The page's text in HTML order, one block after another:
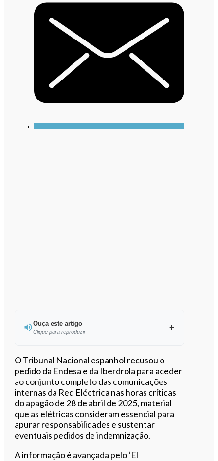
Ouça este artigo
Clique para reproduzir
Ouvir este artigo
O Tribunal Nacional espanhol recusou o
pedido da Endesa e da Iberdrola para aceder
ao conjunto completo das comunicações
internas da Red Eléctrica nas horas críticas
do apagão de 28 de abril de 2025, material
que as elétricas consideram essencial para
apurar responsabilidades e sustentar
eventuais pedidos de indemnização.
A informação é avançada pelo ‘El